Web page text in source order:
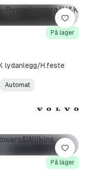
På lager
lydanlegg/H.feste
Automat
Lagre
På lager
Lagre